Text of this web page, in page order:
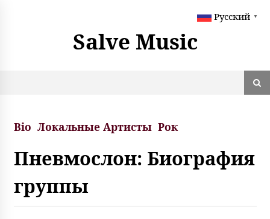
Salve Music
Bio Локальные Артисты Рок
Пневмослон: Биография
группы
Русский ▼